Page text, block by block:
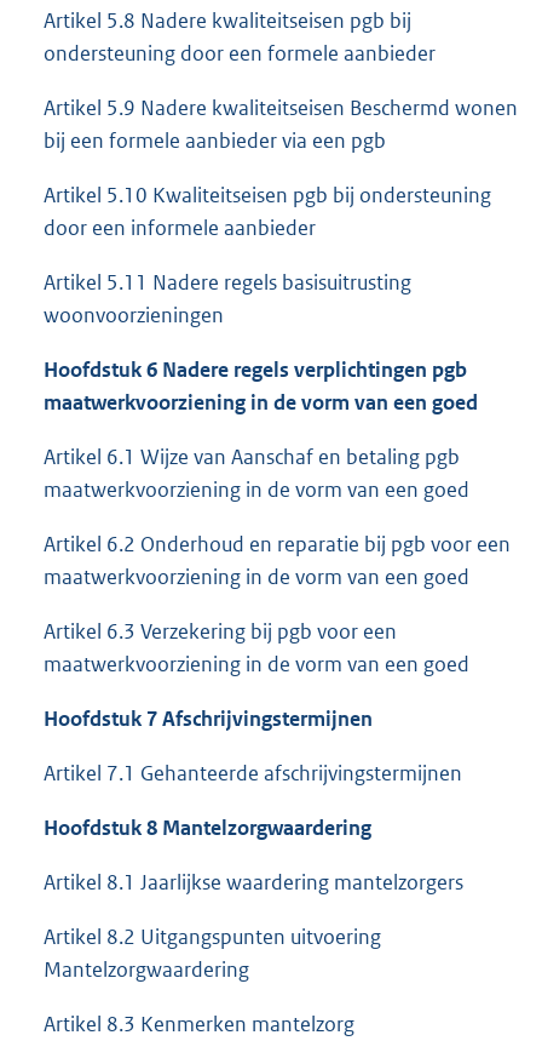
Artikel 5.8 Nadere kwaliteitseisen pgb bij
ondersteuning door een formele aanbieder
Artikel 5.9 Nadere kwaliteitseisen Beschermd wonen
bij een formele aanbieder via een pgb
Artikel 5.10 Kwaliteitseisen pgb bij ondersteuning
door een informele aanbieder
Artikel 5.11 Nadere regels basisuitrusting
woonvoorzieningen
Hoofdstuk 6 Nadere regels verplichtingen pgb
maatwerkvoorziening in de vorm van een goed
Artikel 6.1 Wijze van Aanschaf en betaling pgb
maatwerkvoorziening in de vorm van een goed
Artikel 6.2 Onderhoud en reparatie bij pgb voor een
maatwerkvoorziening in de vorm van een goed
Artikel 6.3 Verzekering bij pgb voor een
maatwerkvoorziening in de vorm van een goed
Hoofdstuk 7 Afschrijvingstermijnen
Artikel 7.1 Gehanteerde afschrijvingstermijnen
Hoofdstuk 8 Mantelzorgwaardering
Artikel 8.1 Jaarlijkse waardering mantelzorgers
Artikel 8.2 Uitgangspunten uitvoering
Mantelzorgwaardering
Artikel 8.3 Kenmerken mantelzorg